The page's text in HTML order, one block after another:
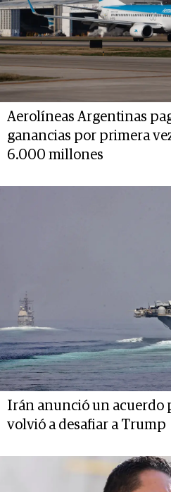
Aerolíneas Argentinas
ganancias por primera
6.000 millones
Irán anunció un acuerdo
volvió a desafiar a Trump